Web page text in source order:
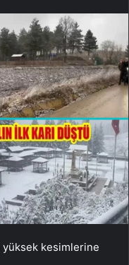
yüksek kesimlerine